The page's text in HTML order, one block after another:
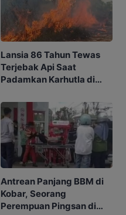
Lansia 86 Tahun Tewas
Terjebak Api Saat
Padamkan Karhutla di
Antrean Panjang BBM di
Kobar, Seorang
Perempuan Pingsan di